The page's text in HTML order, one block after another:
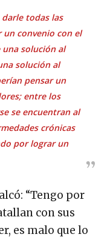
todas las
un convenio con el
solución al
solución al
pensar un
entre los
se encuentran al
crónicas
por lograr un
“Tengo por
con sus
es malo que lo